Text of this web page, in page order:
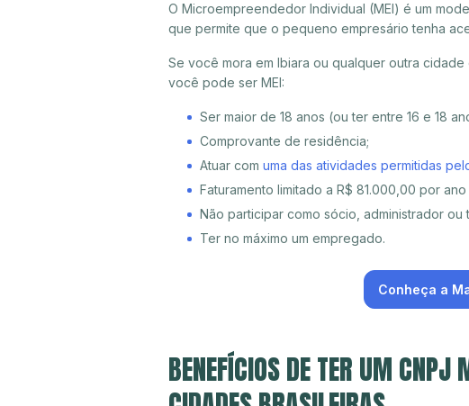
O Microempreendedor Individual (MEI) é um
que permite que o pequeno empresário tenha
Se você mora em Ibiara ou qualquer outra
você pode ser MEI:
Ser maior de 18 anos (ou ter entre 16 e 18
Comprovante de residência;
Atuar com uma das atividades permitidas
Faturamento limitado a R$ 81.000,00 por
Não participar como sócio, administrador ou
Ter no máximo um empregado.
Conheça a
BENEFÍCIOS DE TER UM